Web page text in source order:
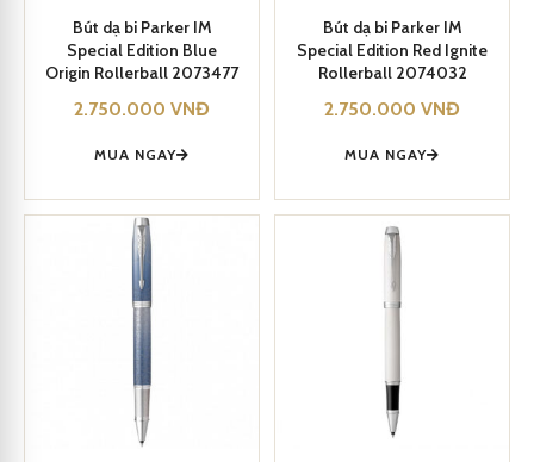
out of 5
based on
customer
Bút dạ bi Parker IM
Special Edition Blue
Origin Rollerball 2073477
2.750.000 VNĐ
MUA NGAY
out of 5
based on
customer
Bút dạ bi Parker IM
Special Edition Red Ignite
Rollerball 2074032
2.750.000 VNĐ
MUA NGAY